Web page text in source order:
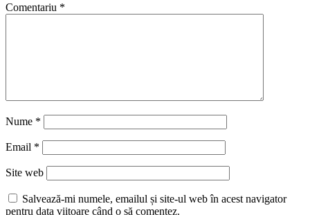
Comentariu *
Nume *
Email *
Site web
Salvează-mi numele, emailul și site-ul web în acest navigator
pentru data viitoare când o să comentez.